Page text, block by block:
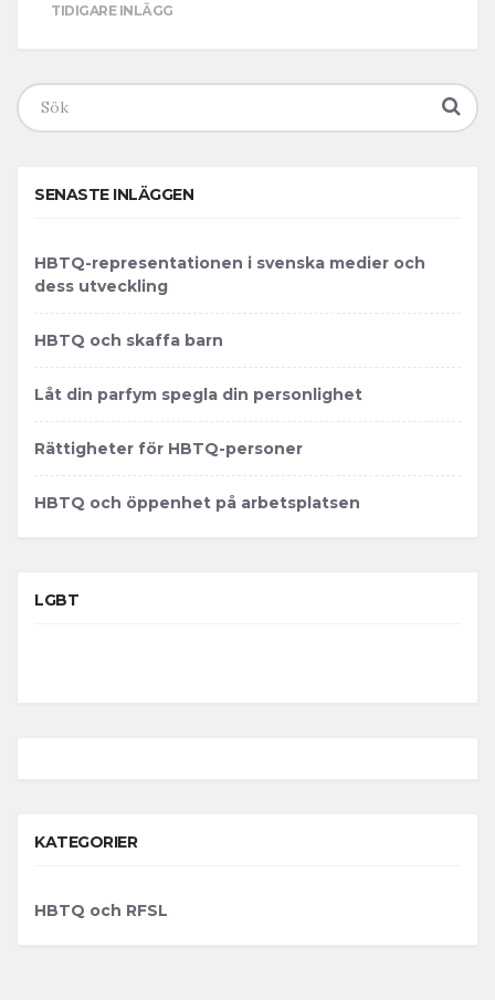
TIDIGARE INLÄGG
Search
for:
SENASTE INLÄGGEN
HBTQ-representationen i svenska medier och
dess utveckling
HBTQ och skaffa barn
Låt din parfym spegla din personlighet
Rättigheter för HBTQ-personer
HBTQ och öppenhet på arbetsplatsen
LGBT
KATEGORIER
HBTQ och RFSL